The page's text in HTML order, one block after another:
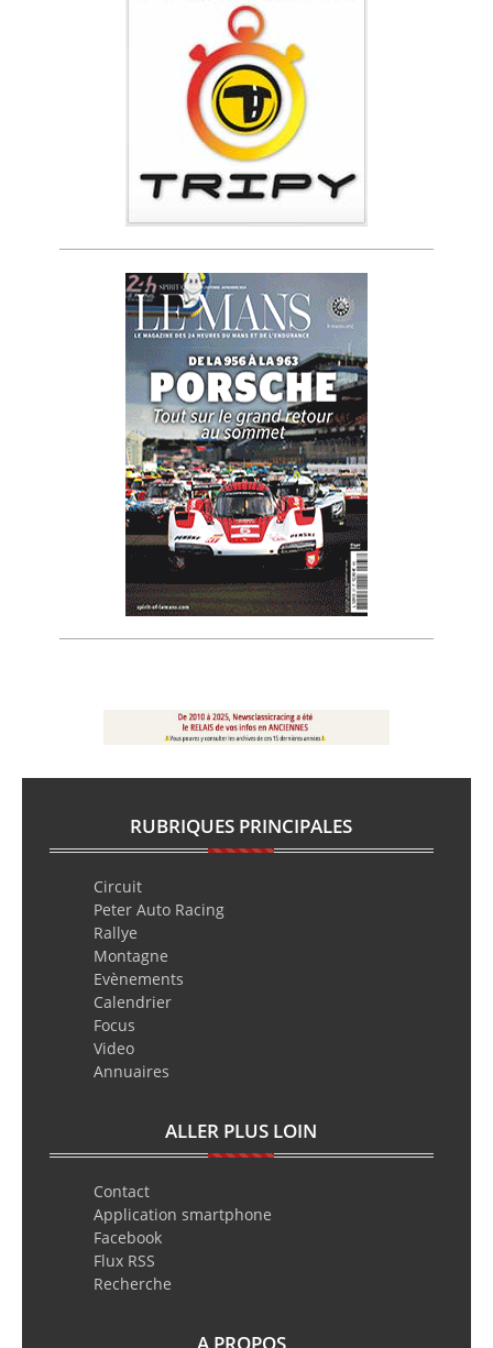
RUBRIQUES PRINCIPALES
Circuit
Peter Auto Racing
Rallye
Montagne
Evènements
Calendrier
Focus
Video
Annuaires
ALLER PLUS LOIN
Contact
Application smartphone
Facebook
Flux RSS
Recherche